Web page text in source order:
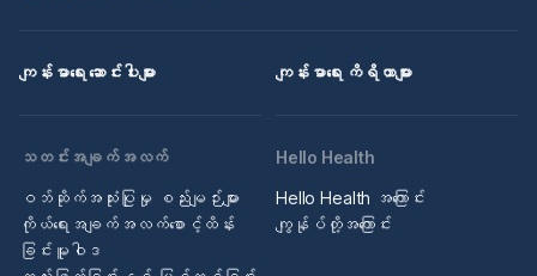
ကျန်းမာရေး ဆောင်းပါးများ ကျန်းမာရေး ကိရိယာများ
သတင်းအချက်အလက်
ဝဘ်ဆိုက်အသုံးပြုမှု စည်းမျဉ်းများ
ကိုယ်ရေးအချက်အလက်စောင့်ထိန်း
ခြင်းမူဝါဒ
Hello Health
Hello Health အကြောင်း
ကျွန်ုပ်တို့အကြောင်း